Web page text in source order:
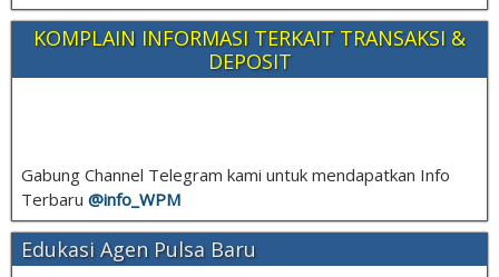
KOMPLAIN INFORMASI TERKAIT TRANSAKSI &
DEPOSIT
Gabung Channel Telegram kami untuk mendapatkan Info
Terbaru @info_ WPM
Edukasi Agen Pulsa Baru